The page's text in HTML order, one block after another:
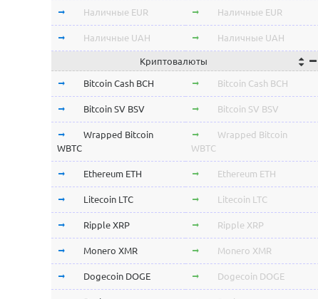
Наличные EUR Наличные EUR
Наличные UAH Наличные UAH
Криптовалюты
Bitcoin Cash BCH Bitcoin Cash BCH
Bitcoin SV BSV Bitcoin SV BSV
Wrapped Bitcoin
WBTC
Wrapped Bitcoin
WBTC
Ethereum ETH Ethereum ETH
Litecoin LTC Litecoin LTC
Ripple XRP Ripple XRP
Monero XMR Monero XMR
Dogecoin DOGE Dogecoin DOGE